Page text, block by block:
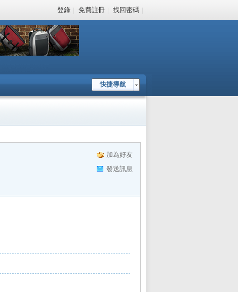
登錄 | 免費註冊 | 找回密碼 |
快捷導航
加為好友
發送訊息